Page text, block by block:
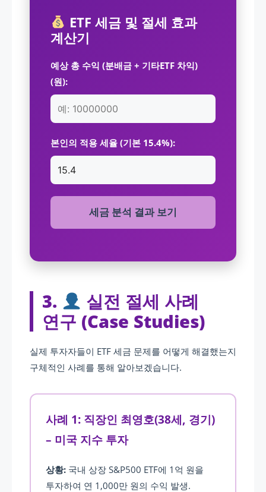
ETF 세금 및 절세 효과
계산기
예상 총 수익 (분배금 + 기타ETF 차익)
(원):
본인의 적용 세율 (기본 15.4%):
세금 분석 결과 보기
3.
실전 절세 사례
연구 (Case Studies)
실제 투자자들이 ETF 세금 문제를 어떻게 해결했는지
구체적인 사례를 통해 알아보겠습니다.
사례 1: 직장인 최영호(38세, 경기)
– 미국 지수 투자
상황: 국내 상장 S&P500 ETF에 1억 원을
투자하여 연 1,000만 원의 수익 발생.